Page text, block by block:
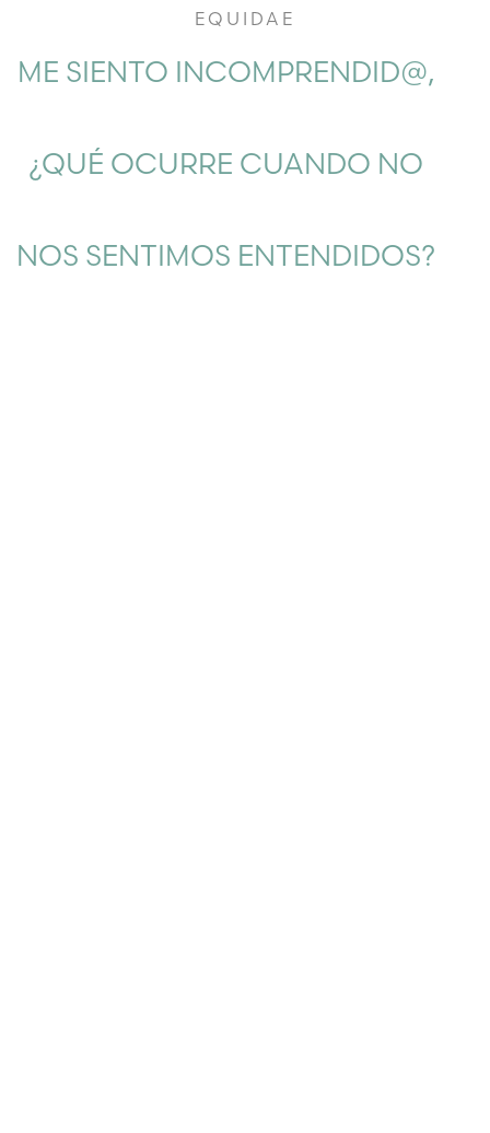
EQUIDAE
ME SIENTO INCOMPRENDID@,
¿QUÉ OCURRE CUANDO NO
NOS SENTIMOS ENTENDIDOS?